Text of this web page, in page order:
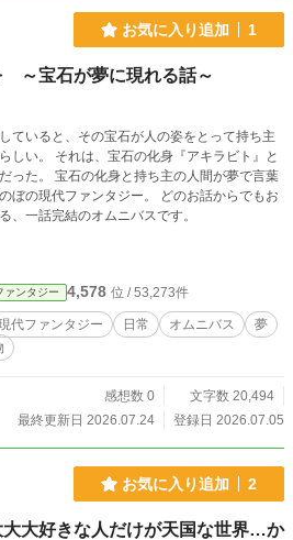
お気に入り追加 1
～宝石が夢に現れる話～
ていると、その宝石が人の姿をとって持ち主
しい。 それは、宝石の化身『アキラビト』と
主の人間が夢で言葉
ぼの現代ファンタジー。 どのお話からでもお
、一話完結のオムニバスです。
ァンタジー 4,578 位 / 53,273件
代ファンタジー 日常 オムニバス
夢
感想数 0
文字数 20,494
最終更新日 2026.07.24
登録日 2026.07.05
お気に入り追加 2
大好きな人だけが天国な世界…か